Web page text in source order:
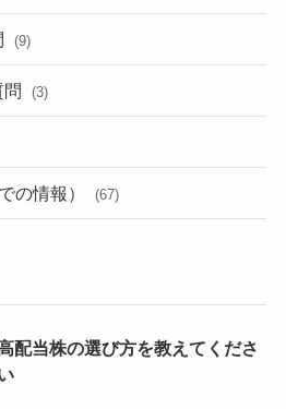
(9)
問 (3)
の情報） (67)
配当株の選び方を教えてくださ